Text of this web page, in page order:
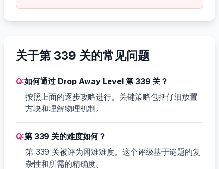
关于第 339 关的常见问题
Q:如何通过 Drop Away Level 第 339 关？
按照上面的逐步攻略进行。关键策略包括仔细放置
方块和理解物理机制。
Q:第 339 关的难度如何？
第 339 关被评为困难难度。这个评级基于谜题的复
杂性和所需的精确度。